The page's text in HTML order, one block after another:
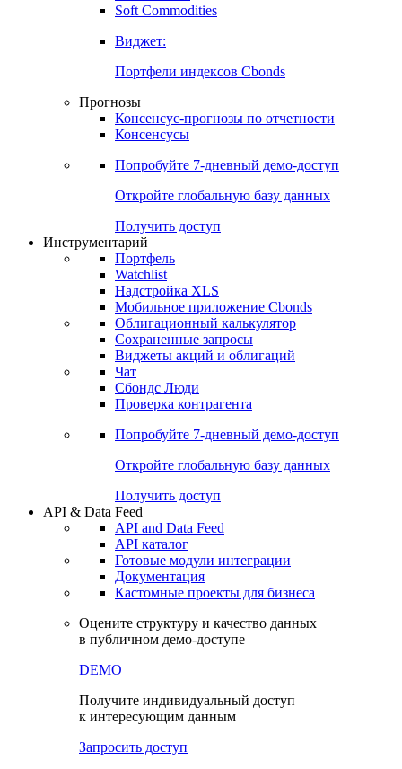
Commodities
Прогнозы
Консенсус-прогнозы по отчетности
Получить доступ
Инструментарий
Портфель
Watchlist
Надстройка XLS
Мобильное приложение Cbonds
Облигационный калькулятор
Сохраненные запросы
Виджеты акций и облигаций
Чат
Сбондс Люди
Получить доступ
API & Data Feed
API and Data Feed
API каталог
Готовые модули интеграции
Документация
Оцените структуру и качество данных
Получите индивидуальный доступ